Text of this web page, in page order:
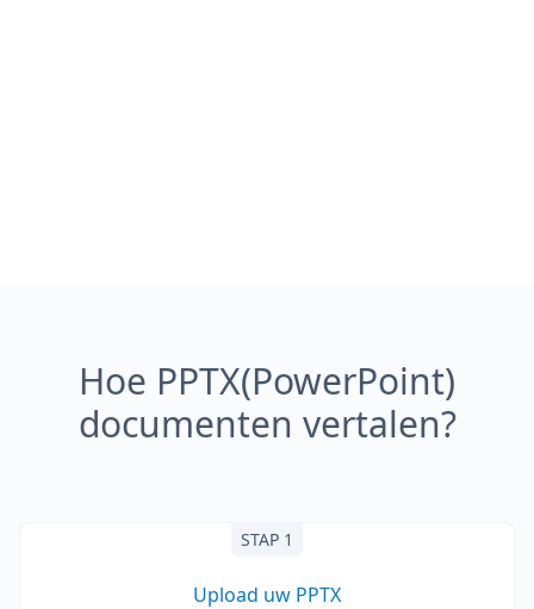
Hoe PPTX(PowerPoint)
documenten vertalen?
STAP 1
Upload uw PPTX